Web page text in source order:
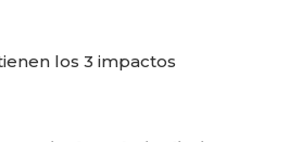
los 3 impactos